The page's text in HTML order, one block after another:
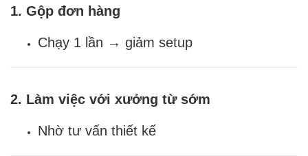
1. Gộp đơn hàng
Chạy 1 lần → giảm setup
2. Làm việc với xưởng từ sớm
Nhờ tư vấn thiết kế